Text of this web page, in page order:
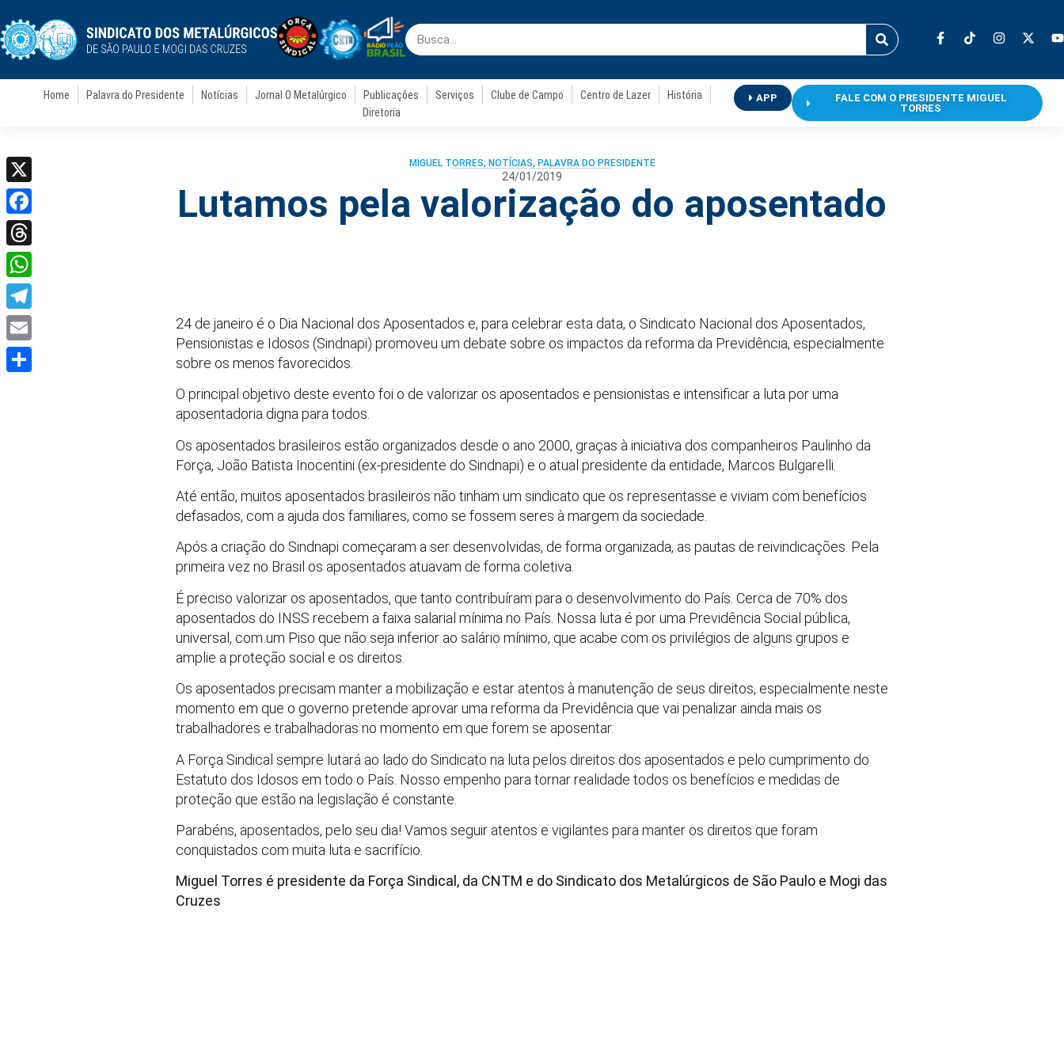
Home Palavra do Presidente Notícias Jornal O Metalúrgico Publicações Serviços Clube de Campo Centro de Lazer
História
Diretoria
APP
FALE COM O PRESIDENTE MIGUEL
TORRES
MIGUEL TORRES, NOTÍCIAS, PALAVRA DO PRESIDENTE
24/01/2019
Lutamos pela valorização do aposentado
24 de janeiro é o Dia Nacional dos Aposentados e, para celebrar esta data, o Sindicato Nacional dos Aposentados,
Pensionistas e Idosos (Sindnapi) promoveu um debate sobre os impactos da reforma da Previdência, especialmente
sobre os menos favorecidos.
O principal objetivo deste evento foi o de valorizar os aposentados e pensionistas e intensificar a luta por uma
aposentadoria digna para todos.
Os aposentados brasileiros estão organizados desde o ano 2000, graças à iniciativa dos companheiros Paulinho da
Força, João Batista Inocentini (ex-presidente do Sindnapi) e o atual presidente da entidade, Marcos Bulgarelli.
Até então, muitos aposentados brasileiros não tinham um sindicato que os representasse e viviam com benefícios
defasados, com a ajuda dos familiares, como se fossem seres à margem da sociedade.
Após a criação do Sindnapi começaram a ser desenvolvidas, de forma organizada, as pautas de reivindicações. Pela
primeira vez no Brasil os aposentados atuavam de forma coletiva.
É preciso valorizar os aposentados, que tanto contribuíram para o desenvolvimento do País. Cerca de 70% dos
aposentados do INSS recebem a faixa salarial mínima no País. Nossa luta é por uma Previdência Social pública,
universal, com um Piso que não seja inferior ao salário mínimo, que acabe com os privilégios de alguns grupos e
amplie a proteção social e os direitos.
Os aposentados precisam manter a mobilização e estar atentos à manutenção de seus direitos, especialmente neste
momento em que o governo pretende aprovar uma reforma da Previdência que vai penalizar ainda mais os
trabalhadores e trabalhadoras no momento em que forem se aposentar.
A Força Sindical sempre lutará ao lado do Sindicato na luta pelos direitos dos aposentados e pelo cumprimento do
Estatuto dos Idosos em todo o País. Nosso empenho para tornar realidade todos os benefícios e medidas de
proteção que estão na legislação é constante.
Parabéns, aposentados, pelo seu dia! Vamos seguir atentos e vigilantes para manter os direitos que foram
conquistados com muita luta e sacrifício.
Miguel Torres é presidente da Força Sindical, da CNTM e do Sindicato dos Metalúrgicos de São Paulo e Mogi das
Cruzes
X
Facebook
Threads
WhatsApp
Telegram
Email